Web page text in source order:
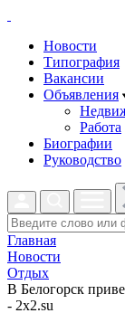
Новости
Типография
Вакансии
Объявления
Работа
Биографии
Руководство
Главная
Новости
Отдых
В Белогорск
- 2x2.su